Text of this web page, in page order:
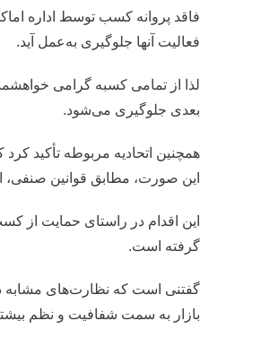
فاقد پروانه کسب توسط اداره
فعالیت آنها جلوگیری به‌عمل آید.
لذا از تمامی کسبه گرامی
بعدی جلوگیری می‌شود.
این صورت، مطابق قوانین صنفی،
این اقدام در راستای حمایت از
گرفته است.
گفتنی است که نظارت‌های مشابه
بازار به سمت شفافیت و نظم